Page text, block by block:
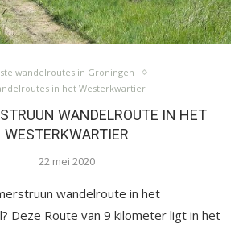
wandelroutes in Groningen
in het Westerkwartier
WANDELROUTE IN HET
WESTERKWARTIER
22 mei 2020
wandelroute in het
Deze Route van 9 kilometer ligt in het